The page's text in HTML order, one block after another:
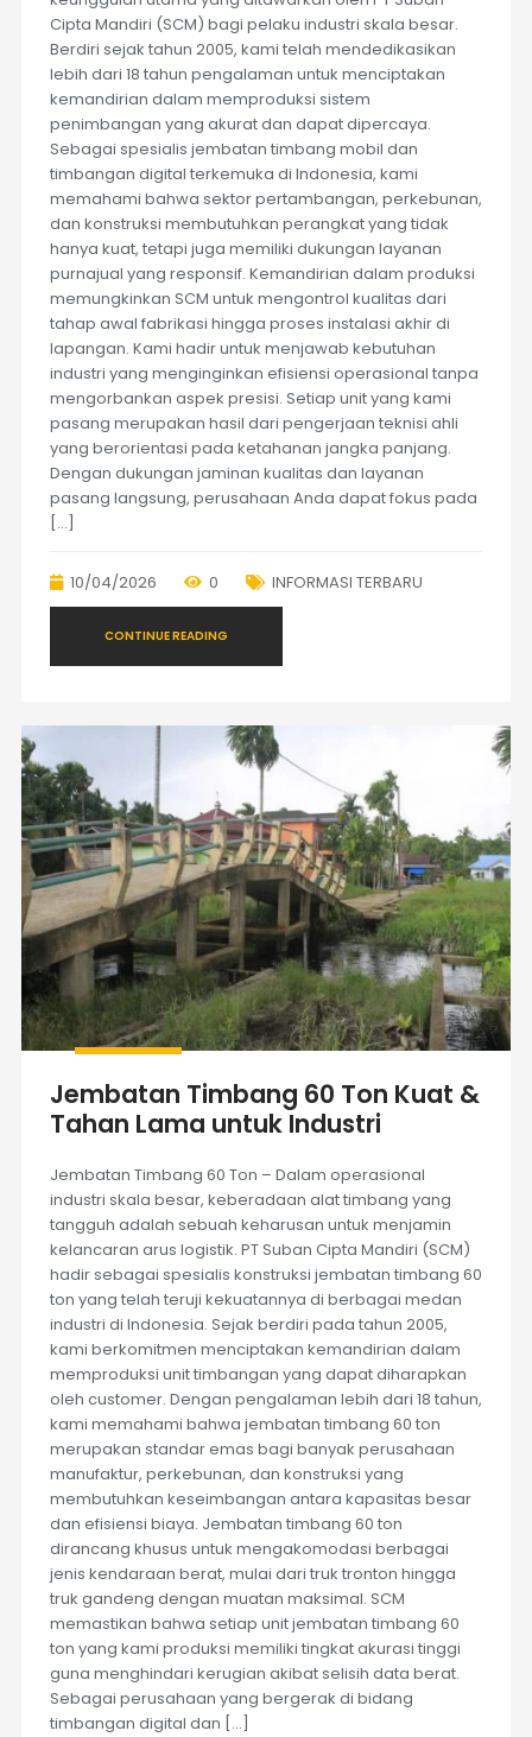
Cipta Mandiri (SCM) bagi pelaku industri skala besar.
Berdiri sejak tahun 2005, kami telah mendedikasikan
lebih dari 18 tahun pengalaman untuk menciptakan
kemandirian dalam memproduksi sistem
penimbangan yang akurat dan dapat dipercaya.
Sebagai spesialis jembatan timbang mobil dan
timbangan digital terkemuka di Indonesia, kami
memahami bahwa sektor pertambangan, perkebunan,
dan konstruksi membutuhkan perangkat yang tidak
hanya kuat, tetapi juga memiliki dukungan layanan
purnajual yang responsif. Kemandirian dalam produksi
memungkinkan SCM untuk mengontrol kualitas dari
tahap awal fabrikasi hingga proses instalasi akhir di
lapangan. Kami hadir untuk menjawab kebutuhan
industri yang menginginkan efisiensi operasional tanpa
mengorbankan aspek presisi. Setiap unit yang kami
pasang merupakan hasil dari pengerjaan teknisi ahli
yang berorientasi pada ketahanan jangka panjang.
Dengan dukungan jaminan kualitas dan layanan
pasang langsung, perusahaan Anda dapat fokus pada
[…]
10/04/2026 0 INFORMASI TERBARU
CONTINUE READING
Jembatan Timbang 60 Ton Kuat &
Tahan Lama untuk Industri
Jembatan Timbang 60 Ton – Dalam operasional
industri skala besar, keberadaan alat timbang yang
tangguh adalah sebuah keharusan untuk menjamin
kelancaran arus logistik. PT Suban Cipta Mandiri (SCM)
hadir sebagai spesialis konstruksi jembatan timbang 60
ton yang telah teruji kekuatannya di berbagai medan
industri di Indonesia. Sejak berdiri pada tahun 2005,
kami berkomitmen menciptakan kemandirian dalam
memproduksi unit timbangan yang dapat diharapkan
oleh customer. Dengan pengalaman lebih dari 18 tahun,
kami memahami bahwa jembatan timbang 60 ton
merupakan standar emas bagi banyak perusahaan
manufaktur, perkebunan, dan konstruksi yang
membutuhkan keseimbangan antara kapasitas besar
dan efisiensi biaya. Jembatan timbang 60 ton
dirancang khusus untuk mengakomodasi berbagai
jenis kendaraan berat, mulai dari truk tronton hingga
truk gandeng dengan muatan maksimal. SCM
memastikan bahwa setiap unit jembatan timbang 60
ton yang kami produksi memiliki tingkat akurasi tinggi
guna menghindari kerugian akibat selisih data berat.
Sebagai perusahaan yang bergerak di bidang
timbangan digital dan […]